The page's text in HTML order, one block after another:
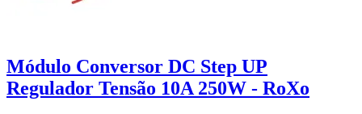
Módulo Conversor DC Step UP
Regulador Tensão 10A 250W - RoXo